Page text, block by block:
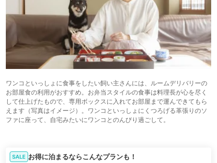
ワンコといっしょに食事をしたい飼い主さんには、ルームデリバリーの
お部屋食の利用がおすすめ。お弁当スタイルの食事は料理長が心を尽く
して仕上げたもので、専用ボックスに入れてお部屋まで運んできてもら
えます（写真はイメージ）。ワンコといっしょにくつろげる革張りのソ
ファに座って、自宅みたいにワンコとのんびり過ごして。
SALE お得に泊まるならこんなプランも！